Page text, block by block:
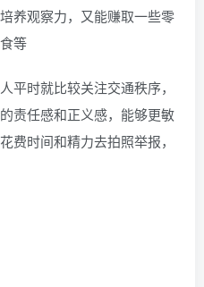
养观察力，又能赚取一些零
等
平时就比较关注交通秩序，
责任感和正义感，能够更敏
费时间和精力去拍照举报，